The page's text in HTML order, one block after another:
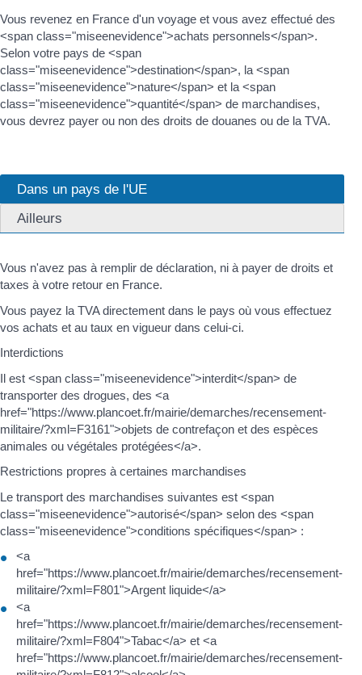
Vous revenez en France d'un voyage et vous avez effectué des
<span class="miseenevidence">achats personnels</span>.
Selon votre pays de <span
class="miseenevidence">destination</span>, la <span
class="miseenevidence">nature</span> et la <span
class="miseenevidence">quantité</span> de marchandises,
vous devrez payer ou non des droits de douanes ou de la TVA.
Dans un pays de l'UE
Ailleurs
Vous n'avez pas à remplir de déclaration, ni à payer de droits et
taxes à votre retour en France.
Vous payez la TVA directement dans le pays où vous effectuez
vos achats et au taux en vigueur dans celui-ci.
Interdictions
Il est <span class="miseenevidence">interdit</span> de
transporter des drogues, des <a
href="https://www.plancoet.fr/mairie/demarches/recensement-
militaire/?xml=F3161">objets de contrefaçon et des espèces
animales ou végétales protégées</a>.
Restrictions propres à certaines marchandises
Le transport des marchandises suivantes est <span
class="miseenevidence">autorisé</span> selon des <span
class="miseenevidence">conditions spécifiques</span> :
<a
href="https://www.plancoet.fr/mairie/demarches/recensement-
militaire/?xml=F801">Argent liquide</a>
<a
href="https://www.plancoet.fr/mairie/demarches/recensement-
militaire/?xml=F804">Tabac</a> et <a
href="https://www.plancoet.fr/mairie/demarches/recensement-